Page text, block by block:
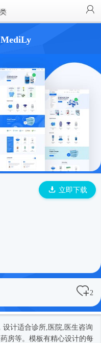
立即下载
2
设计适合诊所,医院,医生咨询
房等。模板有精心设计的每